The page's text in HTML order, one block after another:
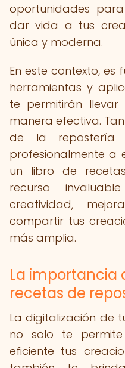
oportunidades
dar vida a tus
única y moderna.
En este contexto,
herramientas y
te permitirán
manera efectiva.
de la repostería
profesionalmente a
un libro de
recurso
creatividad,
compartir tus
más amplia.
La importancia
recetas de
La digitalización de
no solo te
eficiente tus